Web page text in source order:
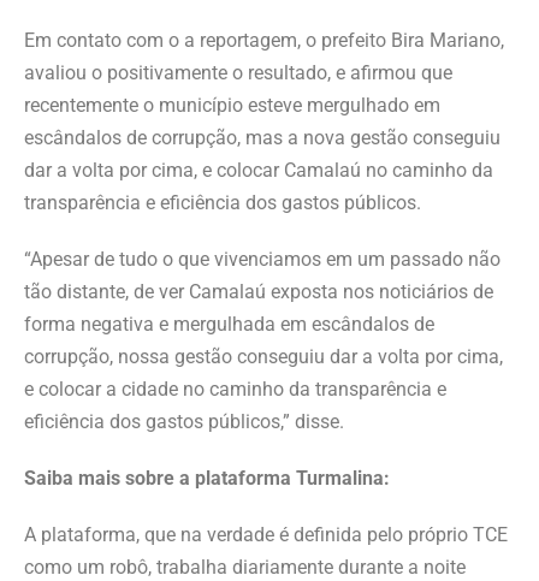
Em contato com o a reportagem, o prefeito Bira Mariano,
avaliou o positivamente o resultado, e afirmou que
recentemente o município esteve mergulhado em
escândalos de corrupção, mas a nova gestão conseguiu
dar a volta por cima, e colocar Camalaú no caminho da
transparência e eficiência dos gastos públicos.
“Apesar de tudo o que vivenciamos em um passado não
tão distante, de ver Camalaú exposta nos noticiários de
forma negativa e mergulhada em escândalos de
corrupção, nossa gestão conseguiu dar a volta por cima,
e colocar a cidade no caminho da transparência e
eficiência dos gastos públicos,” disse.
Saiba mais sobre a plataforma Turmalina:
A plataforma, que na verdade é definida pelo próprio TCE
como um robô, trabalha diariamente durante a noite